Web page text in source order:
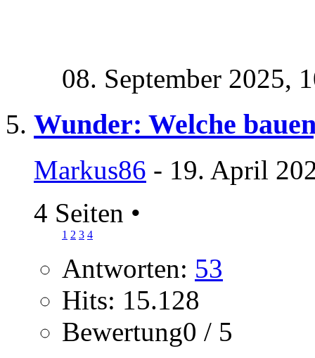
08. September 2025,
Wunder: Welche
Markus86 - 19. April
4 Seiten •
1 2 3 4
Antworten: 53
Hits: 15.128
Bewertung0 / 5